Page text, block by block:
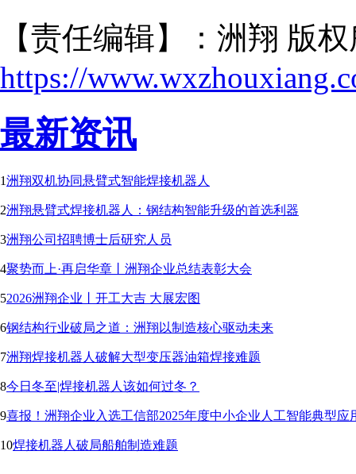
【责任编辑】：洲翔 版
https://
最新资讯
1洲翔双机协同悬臂式智能焊接机器人
2洲翔悬臂式焊接机器人：钢结构智能升级的首选利器
3洲翔公司招聘博士后研究人员
4聚势而上·再启华章丨洲翔企业总结表彰大会
52026洲翔企业丨开工大吉 大展宏图
6钢结构行业破局之道：洲翔以制造核心驱动未来
7洲翔焊接机器人破解大型变压器油箱焊接难题
8今日冬至|焊接机器人该如何过冬？
9喜报！洲翔企业入选工信部2025年度中小企业人工智能典型应
10焊接机器人破局船舶制造难题